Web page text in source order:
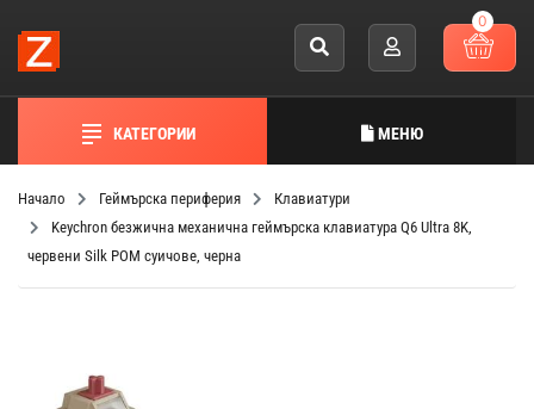
0
КАТЕГОРИИ МЕНЮ
Начало Геймърска периферия
Клавиатури
Keychron безжична механична геймърска клавиатура Q6 Ultra 8K,
червени Silk POM суичове, черна